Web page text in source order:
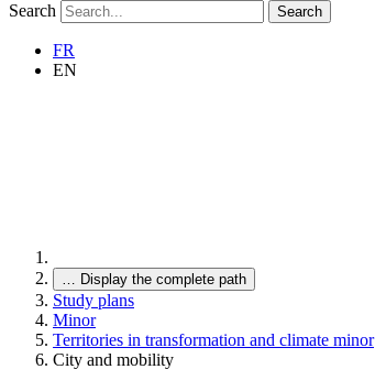
Search Search
FR
EN
… Display the complete path
Study plans
Minor
Territories in transformation and climate minor
City and mobility